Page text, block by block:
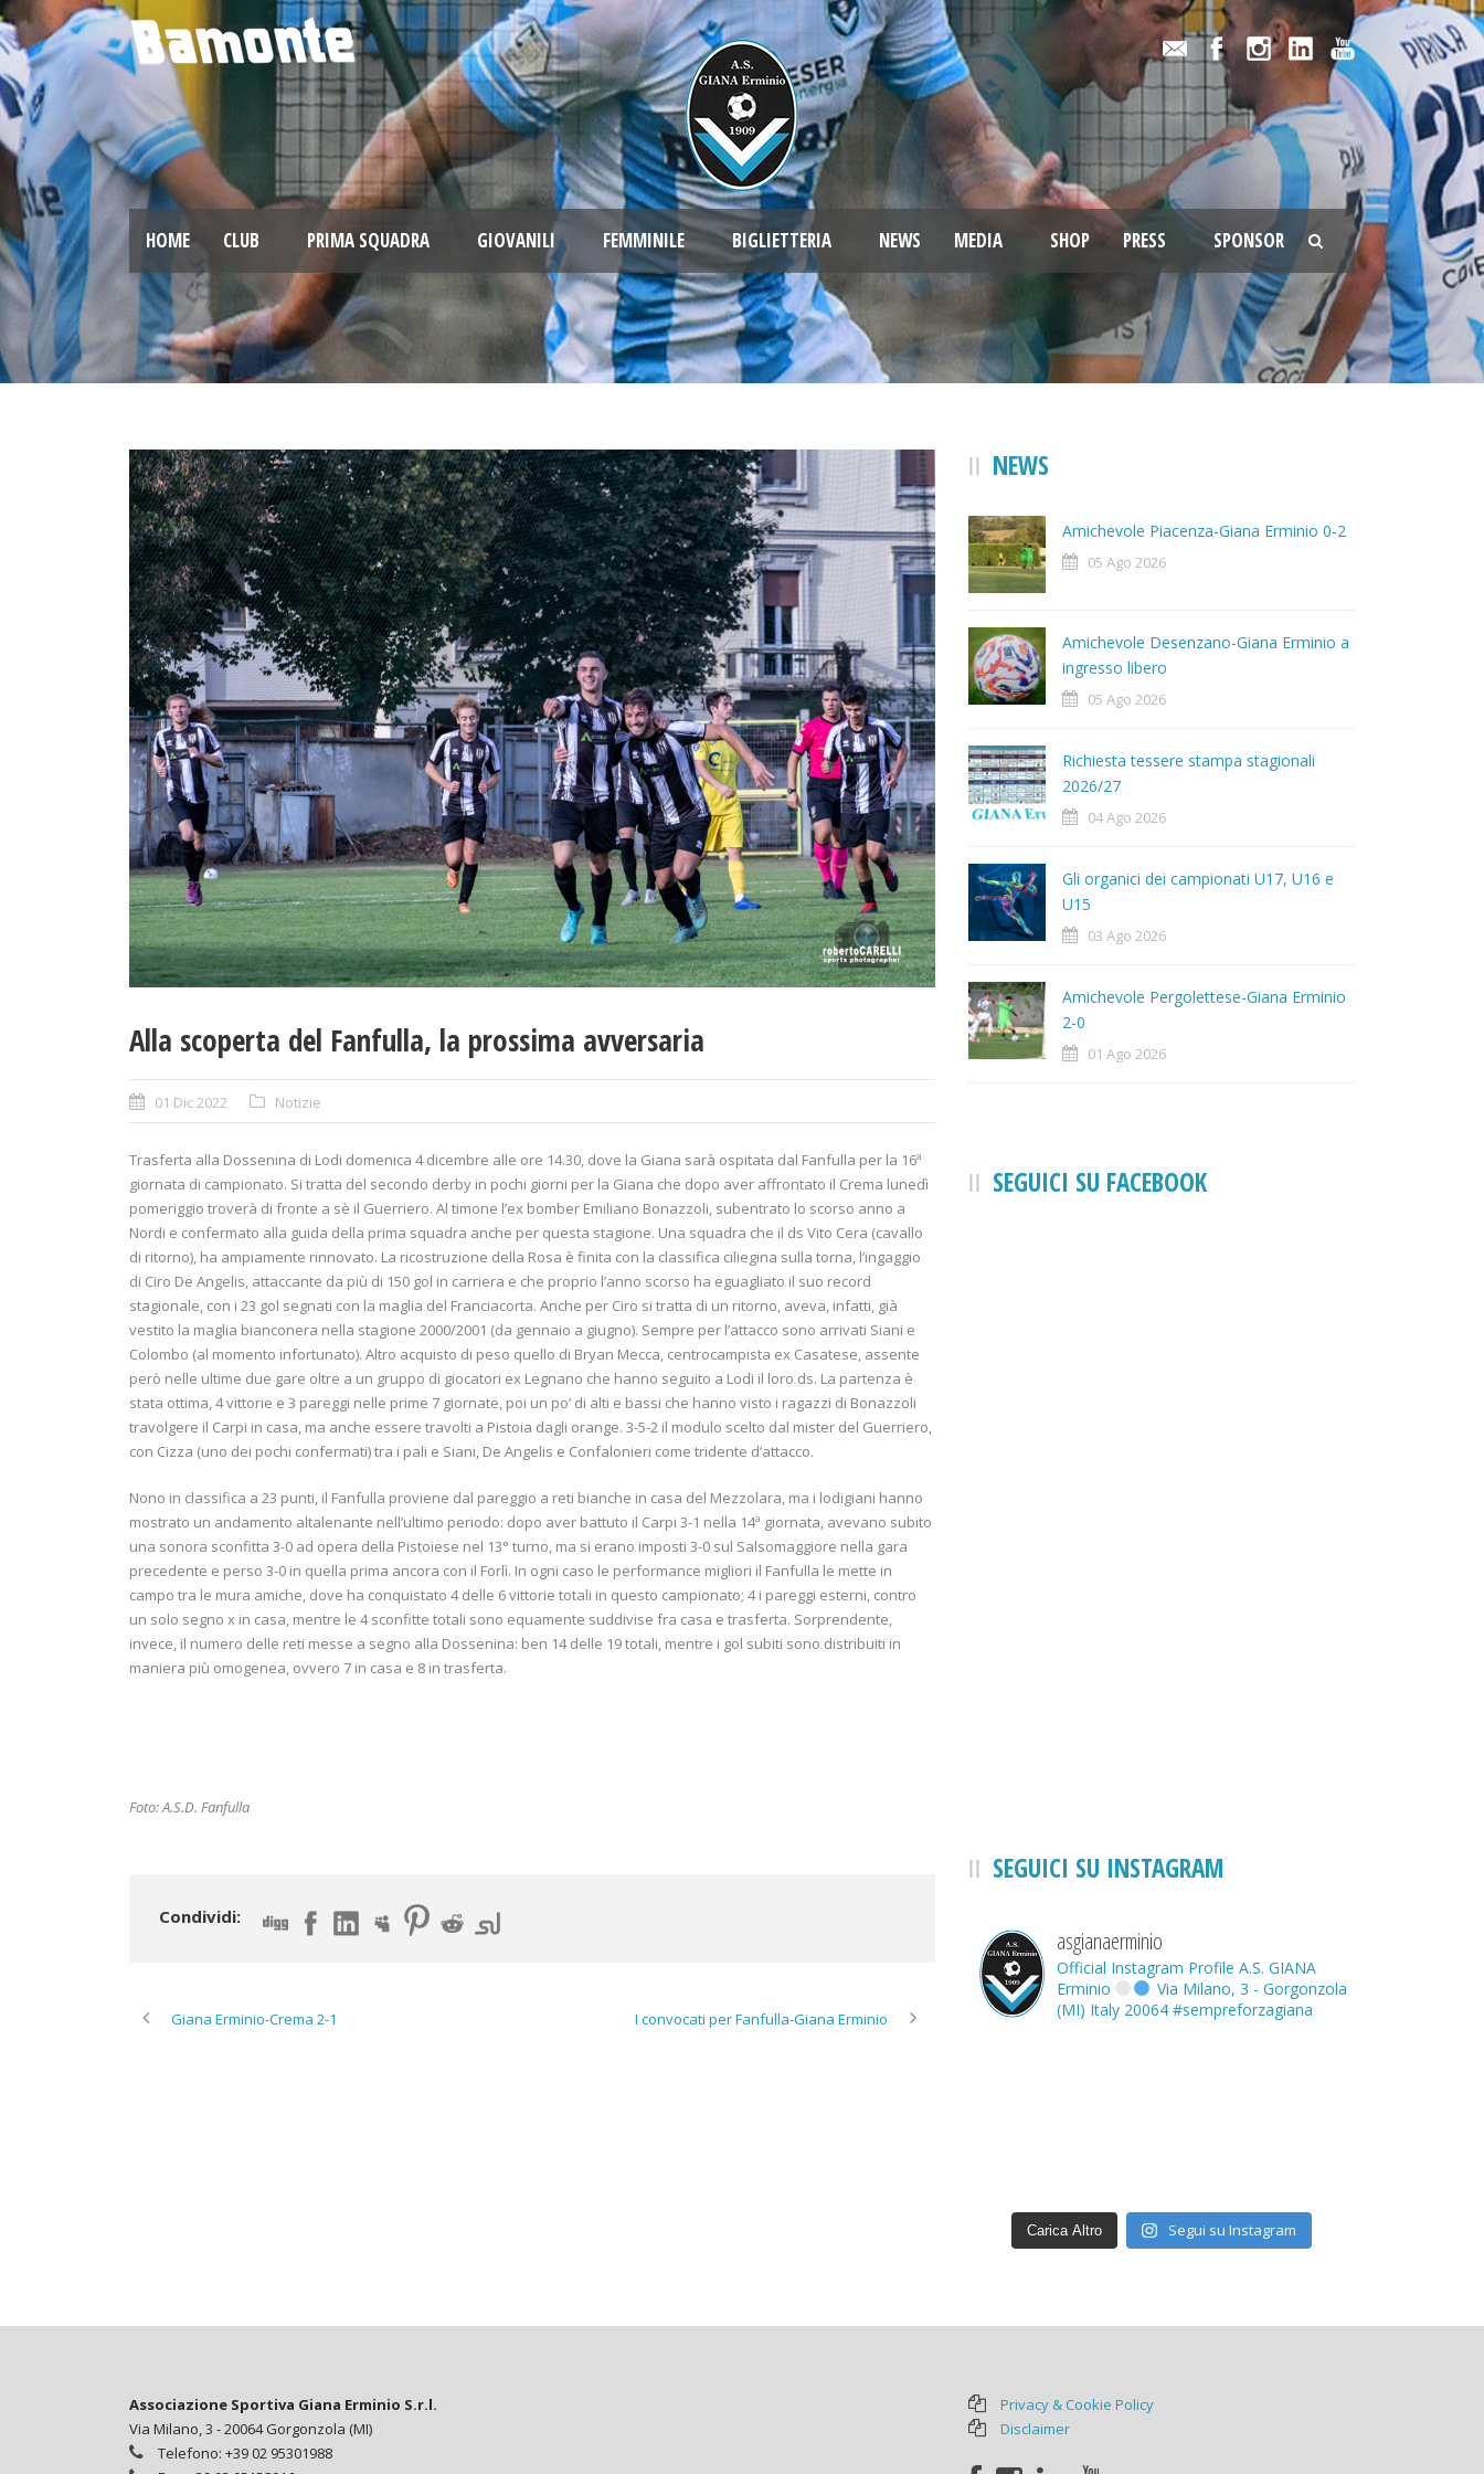
HOME CLUB PRIMA SQUADRA GIOVANILI FEMMINILE BIGLIETTERIA NEWS MEDIA SHOP PRESS SPONSOR
Alla scoperta del Fanfulla, la prossima avversaria
01 Dic 2022 Notizie
Trasferta alla Dossenina di Lodi domenica 4 dicembre alle ore 14.30, dove la Giana sarà ospitata dal Fanfulla per la 16ª
giornata di campionato. Si tratta del secondo derby in pochi giorni per la Giana che dopo aver affrontato il Crema lunedì
pomeriggio troverà di fronte a sè il Guerriero. Al timone l’ex bomber Emiliano Bonazzoli, subentrato lo scorso anno a
Nordi e confermato alla guida della prima squadra anche per questa stagione. Una squadra che il ds Vito Cera (cavallo
di ritorno), ha ampiamente rinnovato. La ricostruzione della Rosa è finita con la classifica ciliegina sulla torna, l’ingaggio
di Ciro De Angelis, attaccante da più di 150 gol in carriera e che proprio l’anno scorso ha eguagliato il suo record
stagionale, con i 23 gol segnati con la maglia del Franciacorta. Anche per Ciro si tratta di un ritorno, aveva, infatti, già
vestito la maglia bianconera nella stagione 2000/2001 (da gennaio a giugno). Sempre per l’attacco sono arrivati Siani e
Colombo (al momento infortunato). Altro acquisto di peso quello di Bryan Mecca, centrocampista ex Casatese, assente
però nelle ultime due gare oltre a un gruppo di giocatori ex Legnano che hanno seguito a Lodi il loro ds. La partenza è
stata ottima, 4 vittorie e 3 pareggi nelle prime 7 giornate, poi un po’ di alti e bassi che hanno visto i ragazzi di Bonazzoli
travolgere il Carpi in casa, ma anche essere travolti a Pistoia dagli orange. 3-5-2 il modulo scelto dal mister del Guerriero,
con Cizza (uno dei pochi confermati) tra i pali e Siani, De Angelis e Confalonieri come tridente d’attacco.
Nono in classifica a 23 punti, il Fanfulla proviene dal pareggio a reti bianche in casa del Mezzolara, ma i lodigiani hanno
mostrato un andamento altalenante nell’ultimo periodo: dopo aver battuto il Carpi 3-1 nella 14ª giornata, avevano subito
una sonora sconfitta 3-0 ad opera della Pistoiese nel 13° turno, ma si erano imposti 3-0 sul Salsomaggiore nella gara
precedente e perso 3-0 in quella prima ancora con il Forlì. In ogni caso le performance migliori il Fanfulla le mette in
campo tra le mura amiche, dove ha conquistato 4 delle 6 vittorie totali in questo campionato; 4 i pareggi esterni, contro
un solo segno x in casa, mentre le 4 sconfitte totali sono equamente suddivise fra casa e trasferta. Sorprendente,
invece, il numero delle reti messe a segno alla Dossenina: ben 14 delle 19 totali, mentre i gol subiti sono distribuiti in
maniera più omogenea, ovvero 7 in casa e 8 in trasferta.
Foto: A.S.D. Fanfulla
Condividi:
Giana Erminio-Crema 2-1 I convocati per Fanfulla-Giana Erminio
NEWS
Amichevole Piacenza-Giana Erminio 0-2
05 Ago 2026
Amichevole Desenzano-Giana Erminio a
ingresso libero
05 Ago 2026
Richiesta tessere stampa stagionali
2026/27
04 Ago 2026
Gli organici dei campionati U17, U16 e
U15
03 Ago 2026
Amichevole Pergolettese-Giana Erminio
2-0
01 Ago 2026
SEGUICI SU FACEBOOK
SEGUICI SU INSTAGRAM
asgianaerminio
Official Instagram Profile A.S. GIANA
Erminio
Via Milano, 3 - Gorgonzola
(MI) Italy 20064 #sempreforzagiana
Carica Altro Segui su Instagram
Associazione Sportiva Giana Erminio S.r.l.
Via Milano, 3 - 20064 Gorgonzola (MI)
Telefono: +39 02 95301988
Privacy & Cookie Policy
Disclaimer